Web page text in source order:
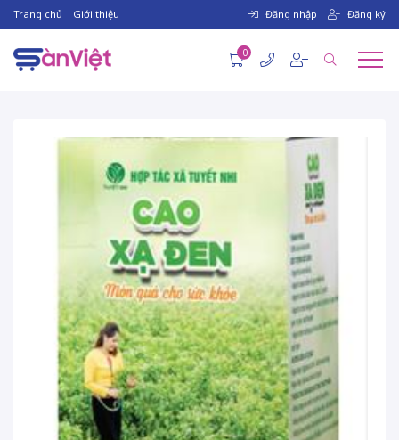
Trang chủ Giới thiệu Đăng nhập Đăng ký
0